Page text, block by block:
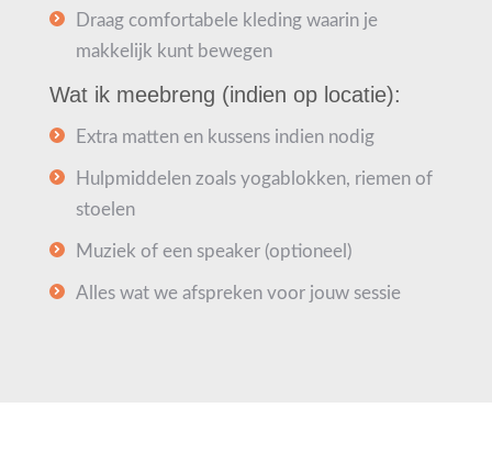
Draag comfortabele kleding waarin je
makkelijk kunt bewegen
Wat ik meebreng (indien op locatie):
Extra matten en kussens indien nodig
Hulpmiddelen zoals yogablokken, riemen of
stoelen
Muziek of een speaker (optioneel)
Alles wat we afspreken voor jouw sessie